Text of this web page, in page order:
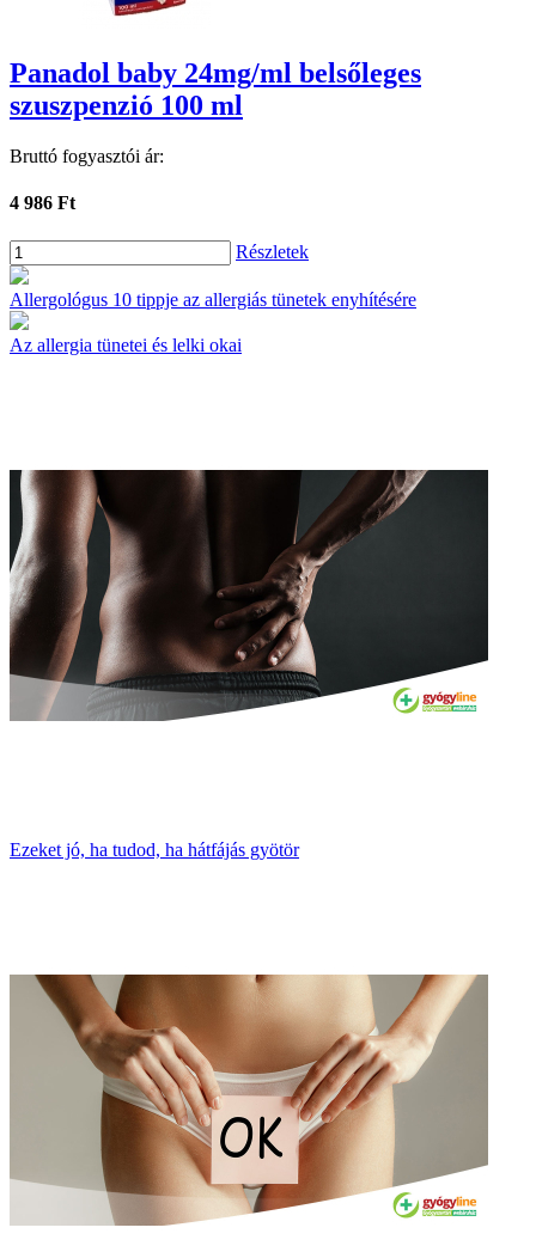
Panadol baby 24mg/ml belsőleges
szuszpenzió 100 ml
Bruttó fogyasztói ár:
4 986 Ft
Részletek
Allergológus 10 tippje az allergiás tünetek enyhítésére
Az allergia tünetei és lelki okai
Ezeket jó, ha tudod, ha hátfájás gyötör